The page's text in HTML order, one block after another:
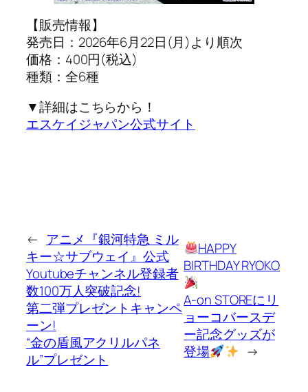
【販売情報】
発売日：2026年6月22日(月)より順次
価格：400円(税込)
種類：全6種
▼詳細はこちらから！
エスケイジャパン公式サイト
← アニメ『銀河特急 ミル
キー☆サブウェイ』公式
Youtubeチャンネル登録者
数100万人突破記念!
第二弾プレゼントキャンペ
ーン!
“金の盾風アクリルパネ
ル”プレゼント
HAPPY
BIRTHDAY RYOKO
A-on STOREにリ
ョーコバースデ
ー記念グッズが
登場
→